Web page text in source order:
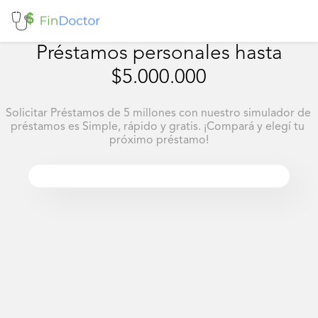
Préstamos personales hasta
$5.000.000
Solicitar Préstamos de 5 millones con nuestro simulador de
préstamos es Simple, rápido y gratis. ¡Compará y elegí tu
próximo préstamo!